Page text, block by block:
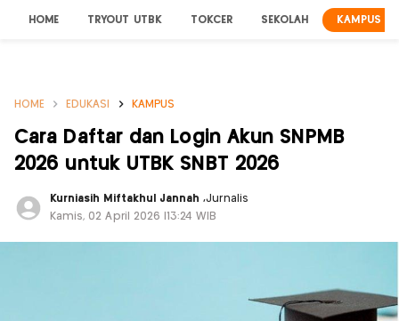
HOME TRYOUT UTBK TOKCER SEKOLAH KAMPUS
HOME EDUKASI KAMPUS
Cara Daftar dan Login Akun SNPMB
2026 untuk UTBK SNBT 2026
Kurniasih Miftakhul Jannah,Jurnalis
Kamis, 02 April 2026 |13:24 WIB